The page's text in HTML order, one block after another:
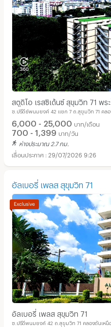
สตูดิโอ เรสซิเด้นซ์ สุขุมวิท 71 พระ
ซ.ปรีดีย์พนมยงค์ 42 แยก 7 ถ.สุขุมวิท 71 คล
6,000 - 25,000 บาท/เดือน
700 - 1,399 บาท/วัน
ห่างประมาณ 2.7 กม.
29/07/2026 9:26
อัลเบอรี่ เพลส สุขุมวิท 71
อัลเบอรี่ เพลส สุขุมวิท 71
ซ.ปรีดีพนมยงค์ 42 ถ.สุขุมวิท 71 คลองตันเหนื